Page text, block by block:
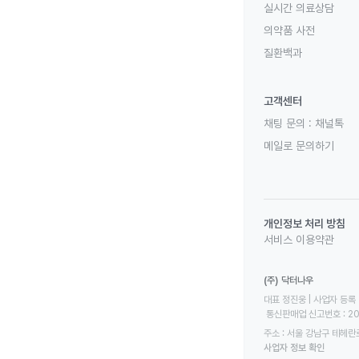
실시간 의료상담
의약품 사전
질환백과
고객센터
채팅 문의 : 채널톡
메일로 문의하기
개인정보 처리 방침
서비스 이용약관
(주) 닥터나우
대표 정진웅 | 사업자
통신판매업 신고번호
주소 : 서울 강남구 테헤
사업자 정보 확인